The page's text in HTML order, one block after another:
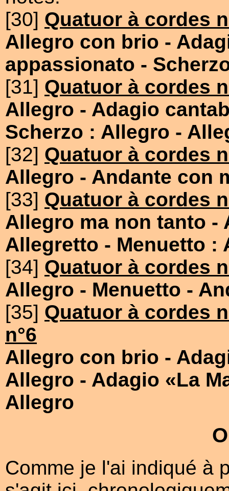
[30] Quatuor à cordes
Allegro con brio -
appassionato -
[31] Quatuor à cordes
Allegro - Adagio
Scherzo : Allegro -
[32] Quatuor à cordes
Allegro - Andante con
[33] Quatuor à cordes
Allegro ma non tanto -
Allegretto - Menuetto :
[34] Quatuor à cordes
Allegro - Menuetto -
[35] Quatuor à cordes
n°6
Allegro con brio -
Allegro - Adagio «La
Allegro
Comme je l'ai indiqué à